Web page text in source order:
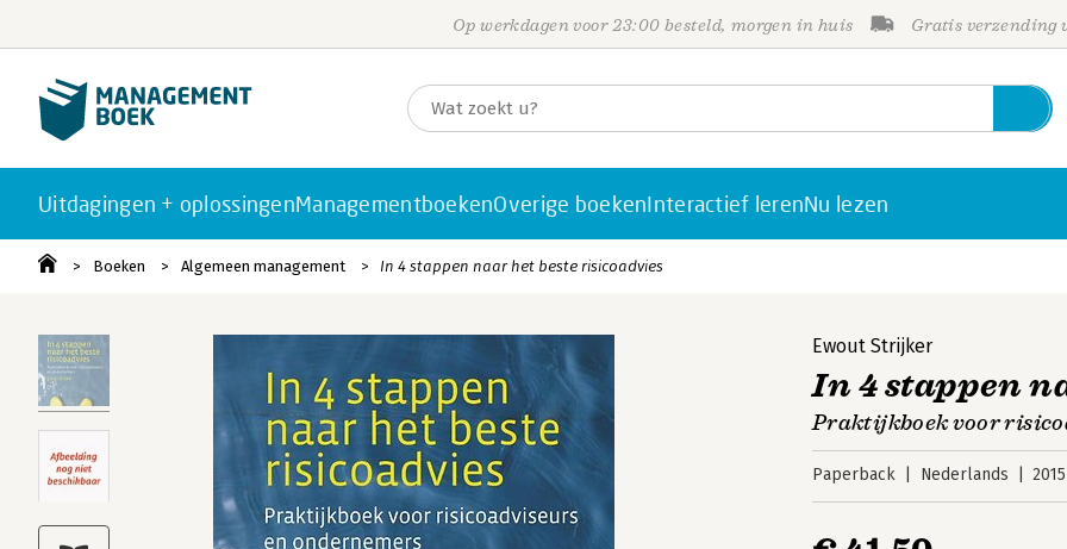
Op werkdagen voor 23:00 besteld, morgen in huis Gratis verzending
Uitdagingen + oplossingenManagementboekenOverige boekenInteractief lerenNu lezen
Boeken Algemeen management In 4 stappen naar het beste risicoadvies
Ewout Strijker
In 4 stappen
Praktijkboek voor
Paperback Nederlands 2015